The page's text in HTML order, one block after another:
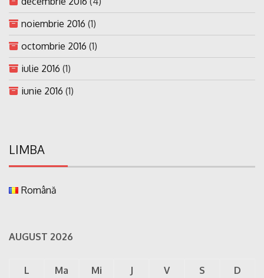
noiembrie 2016 (1)
octombrie 2016 (1)
iulie 2016 (1)
iunie 2016 (1)
LIMBA
Română
AUGUST 2026
L Ma Mi J V S D